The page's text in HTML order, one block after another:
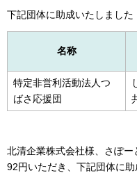
下記団体に助成いたしました
名称
特定非営利活動法人つ
ばさ応援団
北清企業株式会社様、さぽ
92円いただき、下記団体に助